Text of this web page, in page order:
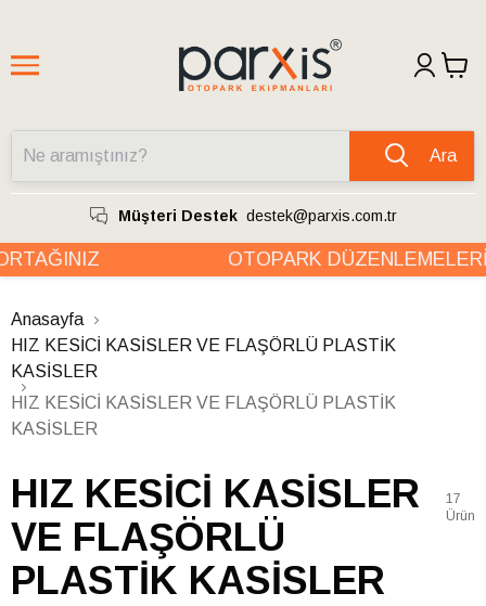
Ara
Müşteri Destek destek@parxis.com.tr
OTOPARK
Anasayfa
HIZ KESİCİ KASİSLER VE FLAŞÖRLÜ PLASTİK
KASİSLER
HIZ KESİCİ KASİSLER VE FLAŞÖRLÜ PLASTİK
KASİSLER
HIZ KESİCİ KASİSLER
VE FLAŞÖRLÜ
PLASTİK KASİSLER
17
Ürün